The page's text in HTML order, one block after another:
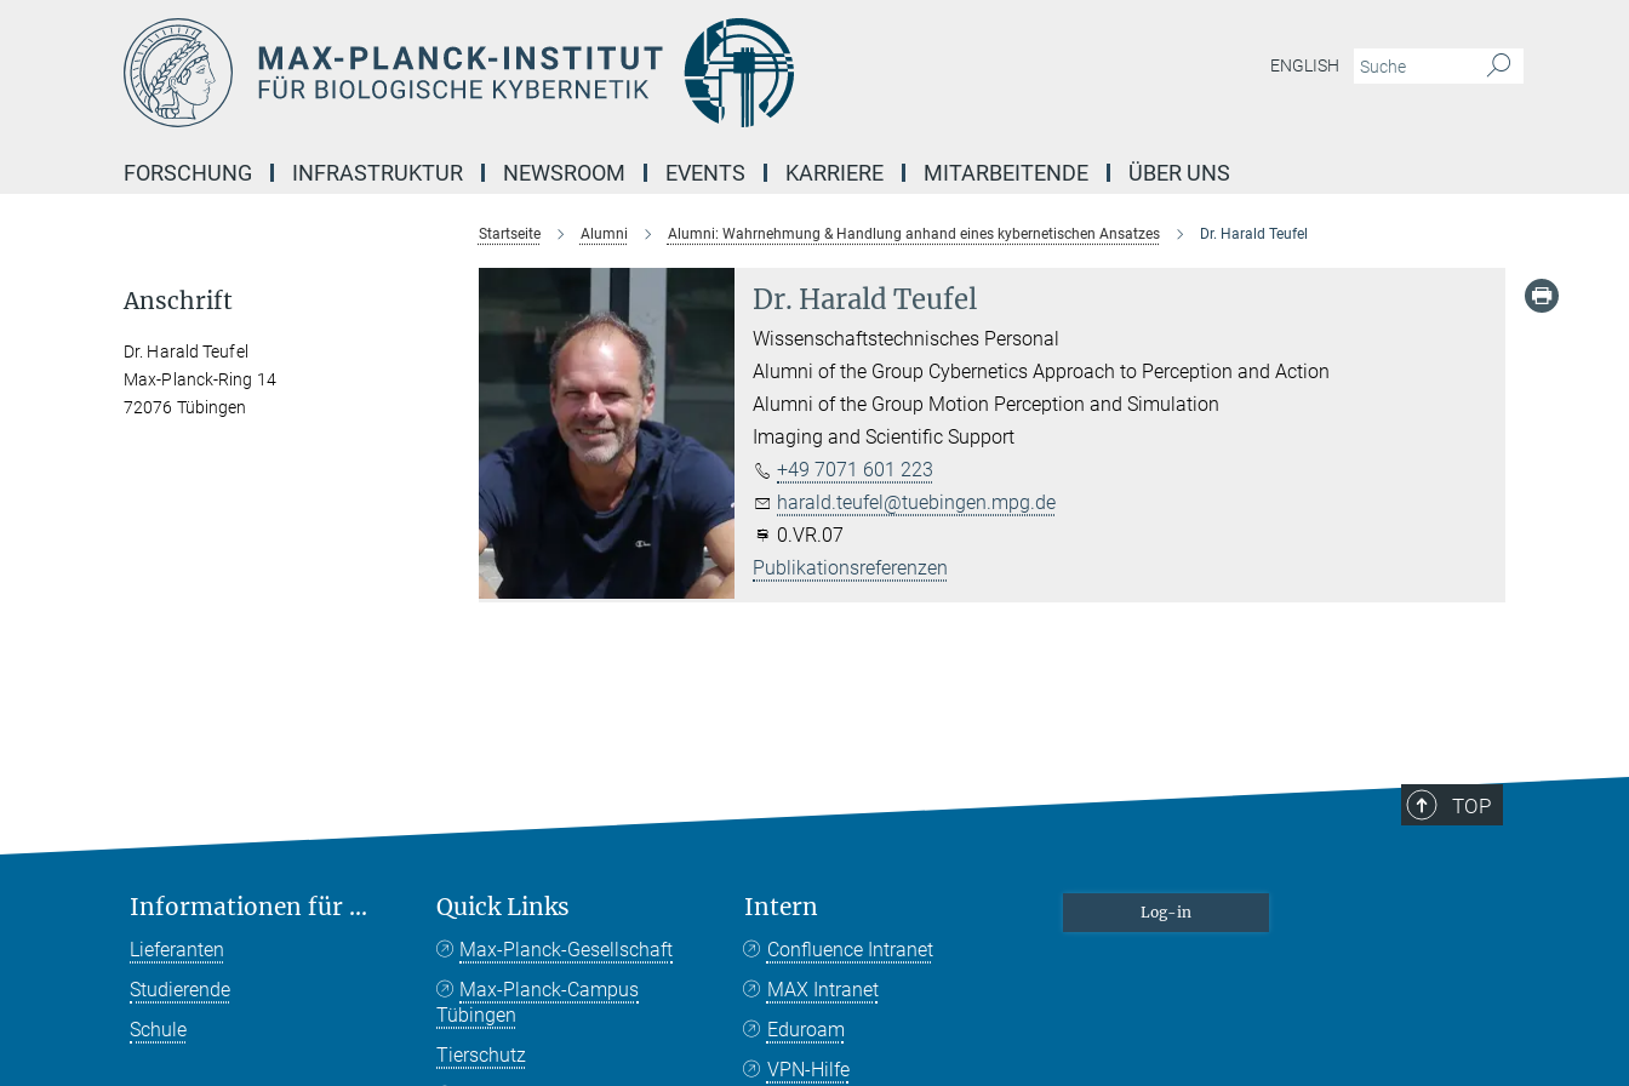
ENGLISH
FORSCHUNG INFRASTRUKTUR NEWSROOM EVENTS KARRIERE MITARBEITENDE ÜBER UNS
Startseite Alumni Alumni: Wahrnehmung & Handlung anhand eines kybernetischen Ansatzes Dr. Harald Teufel
Dr. Harald Teufel
Wissenschaftstechnisches Personal
Alumni of the Group Cybernetics Approach to Perception and Action
Alumni of the Group Motion Perception and Simulation
Imaging and Scientific Support
+49 7071 601 223
harald.teufel@tuebingen.mpg.de
0.VR.07
Publikationsreferenzen
Anschrift
Dr. Harald Teufel
Max-Planck-Ring 14
72076 Tübingen
TOP
Informationen für ...
Lieferanten
Studierende
Schule
Quick Links
Max-Planck-Gesellschaft
Max-Planck-Campus
Tübingen
Tierschutz
Intern
Confluence Intranet
MAX Intranet
Eduroam
VPN-Hilfe
Log-in